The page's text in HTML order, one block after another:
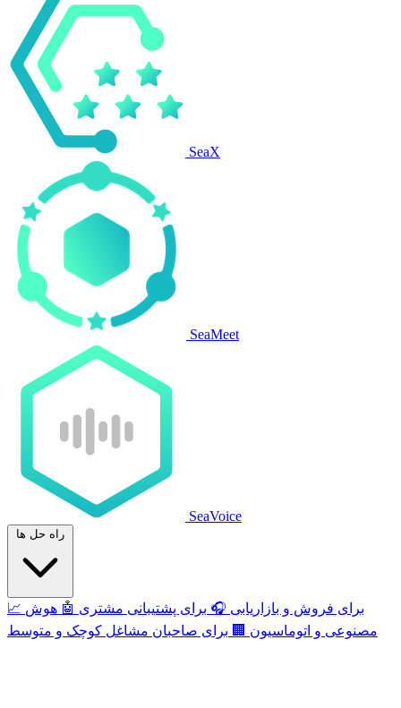
SeaX
SeaMeet
SeaVoice
راه حل ها
📈 برای فروش و بازاریابی 🎧 برای پشتیبانی مشتری 🤖 هوش
مصنوعی و اتوماسیون 🏢 برای صاحبان مشاغل کوچک و متوسط